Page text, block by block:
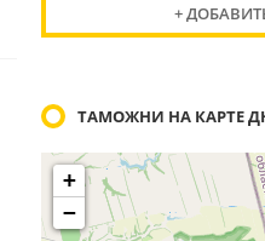
+
ТАМОЖНИ НА КАРТЕ
+
−